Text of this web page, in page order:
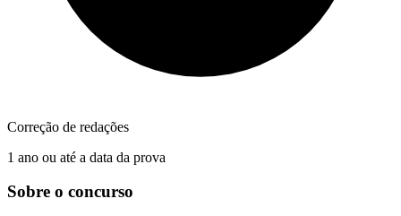
Correção de redações
1 ano ou até a data da prova
Sobre o concurso